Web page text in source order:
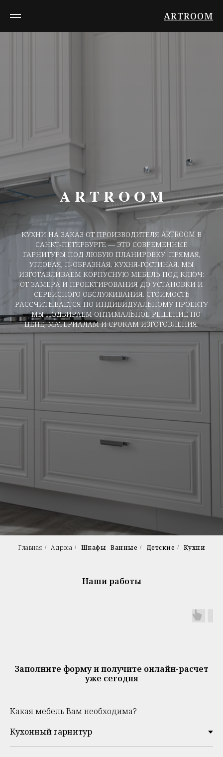
ARTROOM
A R T R O O M
КУХНИ НА ЗАКАЗ ОТ ПРОИЗВОДИТЕЛЯ ARTROOM В
САНКТ‑ПЕТЕРБУРГЕ — ЭТО СОВРЕМЕННЫЕ
ГАРНИТУРЫ ПОД ЛЮБУЮ ПЛАНИРОВКУ: ПРЯМАЯ,
УГЛОВАЯ, П‑ОБРАЗНАЯ, КУХНЯ‑ГОСТИНАЯ. МЫ
ИЗГОТАВЛИВАЕМ КОРПУСНУЮ МЕБЕЛЬ ПОД КЛЮЧ:
ОТ ЗАМЕРА И ПРОЕКТИРОВАНИЯ ДО УСТАНОВКИ И
СЕРВИСНОГО ОБСЛУЖИВАНИЯ. СТОИМОСТЬ
РАССЧИТЫВАЕТСЯ ПО ИНДИВИДУАЛЬНОМУ ПРОЕКТУ
— МЫ ПОДБИРАЕМ ОПТИМАЛЬНОЕ РЕШЕНИЕ ПО
ЦЕНЕ, МАТЕРИАЛАМ И СРОКАМ ИЗГОТОВЛЕНИЯ.
Главная / Адреса / Шкафы Ванные / Детские / Кухни
Наши работы
Заполните форму и получите онлайн-расчет
уже сегодня
Какая мебель Вам необходима?